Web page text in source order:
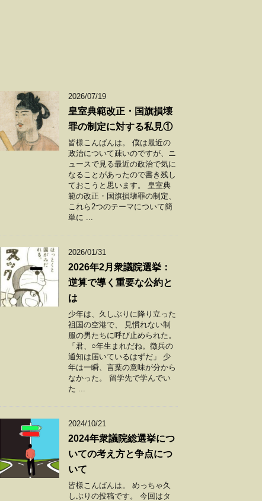
2026/07/19
皇室典範改正・国旗損壊
罪の制定に対する私見①
皆様こんばんは。 僕は最近の
政治について疎いのですが、ニ
ュースで見る最近の政治で気に
なることがあったので書き残し
ておこうと思います。 皇室典
範の改正・国旗損壊罪の制定、
これら2つのテーマについて簡
単に ...
2026/01/31
2026年2月衆議院選挙：
逆算で導く重要な公約と
は
少年は、久しぶりに降り立った
祖国の空港で、 見慣れない制
服の男たちに呼び止められた。
「君、○年生まれだね。徴兵の
通知は届いているはずだ」 少
年は一瞬、言葉の意味が分から
なかった。 留学先で学んでい
た ...
2024/10/21
2024年衆議院総選挙につ
いての考え方と争点につ
いて
皆様こんばんは。 めっちゃ久
しぶりの投稿です。 今回はタ